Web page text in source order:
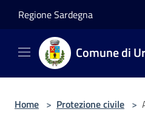
Regione Sardegna
Comune di
Home > Protezione civile >